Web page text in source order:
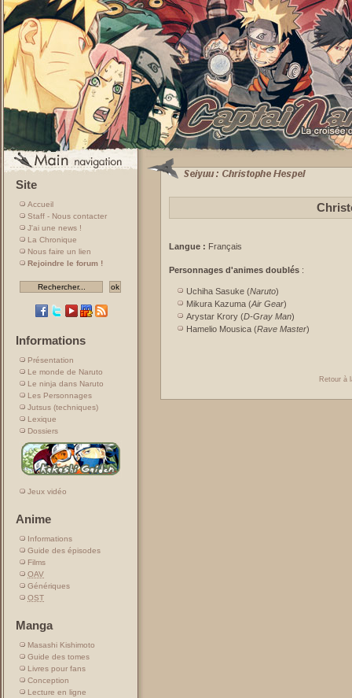
Site
Accueil
Staff - Nous contacter
J'ai une news !
La Chronique
Nous faire un lien
Rejoindre le forum !
Informations
Présentation
Le monde de Naruto
Le ninja dans Naruto
Les Personnages
Jutsus (techniques)
Lexique
Dossiers
Jeux vidéo
Anime
Informations
Guide des épisodes
Films
OAV
Génériques
OST
Manga
Masashi Kishimoto
Guide des tomes
Livres pour fans
Conception
Lecture en ligne
Langue : Français
Personnages d'animes doublés :
Uchiha Sasuke (Naruto)
Mikura Kazuma (Air Gear)
Arystar Krory (D-Gray Man)
Hamelio Mousica (Rave Master)
Retour à